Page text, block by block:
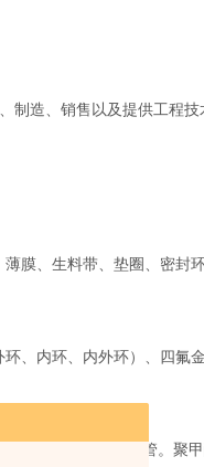
制造、销售以及提供工程技
膜、生料带、垫圈、密封
、内环、内外环）、四氟
品种有：棒、板、管。聚